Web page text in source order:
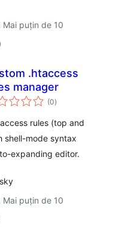
puțin de 10
.htaccess
manager
(0total
aprecieri
)
rules (top and
shell-mode syntax
expanding editor.
puțin de 10